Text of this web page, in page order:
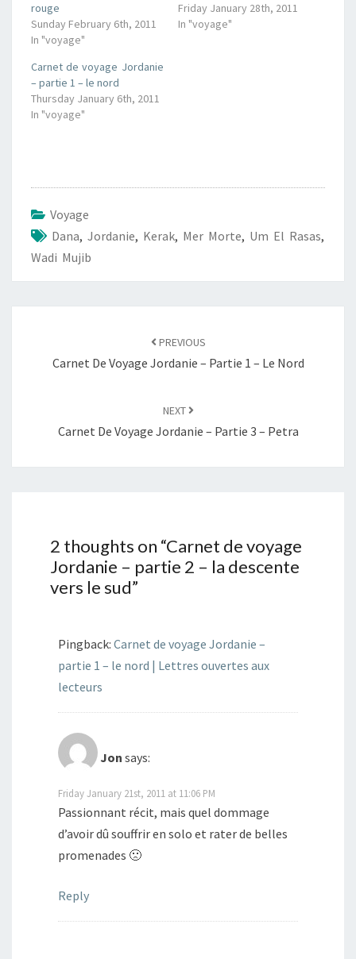
rouge
Sunday February 6th, 2011
In "voyage"
Friday January 28th, 2011
In "voyage"
Carnet de voyage Jordanie
– partie 1 – le nord
Thursday January 6th, 2011
In "voyage"
Voyage
Dana, Jordanie, Kerak, Mer Morte, Um El Rasas,
Wadi Mujib
PREVIOUS
Carnet De Voyage Jordanie – Partie 1 – Le Nord
NEXT
Carnet De Voyage Jordanie – Partie 3 – Petra
2 thoughts on “Carnet de voyage
Jordanie – partie 2 – la descente
vers le sud”
Pingback: Carnet de voyage Jordanie –
partie 1 – le nord | Lettres ouvertes aux
lecteurs
Jon says:
Friday January 21st, 2011 at 11:06 PM
Passionnant récit, mais quel dommage
d’avoir dû souffrir en solo et rater de belles
promenades 🙁
Reply